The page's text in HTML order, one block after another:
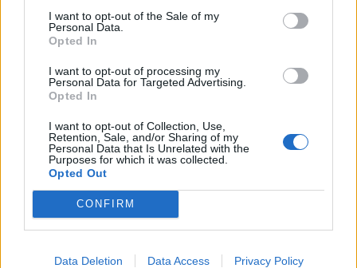
I want to opt-out of the Sale of my
Personal Data.
Opted In
I want to opt-out of processing my
Personal Data for Targeted Advertising.
Opted In
I want to opt-out of Collection, Use,
Retention, Sale, and/or Sharing of my
Personal Data that Is Unrelated with the
Purposes for which it was collected.
Opted Out
CONFIRM
Data Deletion Data Access Privacy Policy
tartozik, melynek olvasása előfizetéses
regisztrációhoz kötött.
Az előfizetés a következőket tartalmazza:
Portfolio.hu teljes cikkarchívum
kötéslistái
MÁR ELŐFIZETŐNK VAGY?BEJELENTKEZÉS